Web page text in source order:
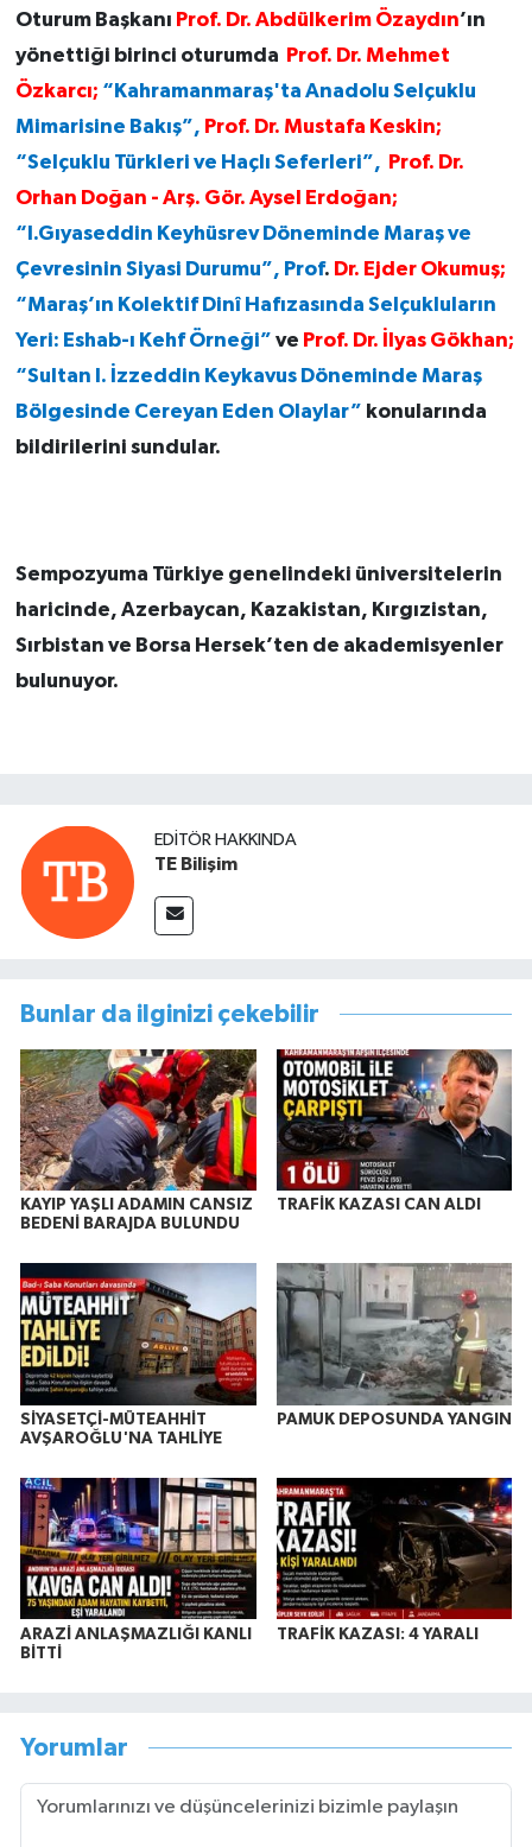
Oturum Başkanı Prof. Dr. Abdülkerim Özaydın’ın
yönettiği birinci oturumda Prof. Dr. Mehmet
Özkarcı; “Kahramanmaraş'ta Anadolu Selçuklu
Mimarisine Bakış”, Prof. Dr. Mustafa Keskin;
“Selçuklu Türkleri ve Haçlı Seferleri”, Prof. Dr.
Orhan Doğan - Arş. Gör. Aysel Erdoğan;
“I.Gıyaseddin Keyhüsrev Döneminde Maraş ve
Çevresinin Siyasi Durumu”, Prof. Dr. Ejder Okumuş;
“Maraş’ın Kolektif Dinî Hafızasında Selçukluların
Yeri: Eshab-ı Kehf Örneği” ve Prof. Dr. İlyas Gökhan;
“Sultan I. İzzeddin Keykavus Döneminde Maraş
Bölgesinde Cereyan Eden Olaylar” konularında
bildirilerini sundular.
Sempozyuma Türkiye genelindeki üniversitelerin
haricinde, Azerbaycan, Kazakistan, Kırgızistan,
Sırbistan ve Borsa Hersek’ten de akademisyenler
bulunuyor.
EDITÖR HAKKINDA
TE Bilişim
Bunlar da ilginizi çekebilir
KAYIP YAŞLI ADAMIN CANSIZ
BEDENİ BARAJDA BULUNDU
TRAFİK KAZASI CAN ALDI
SİYASETÇİ-MÜTEAHHİT
AVŞAROĞLU'NA TAHLİYE
PAMUK DEPOSUNDA YANGIN
ARAZİ ANLAŞMAZLIĞI KANLI
BİTTİ
TRAFİK KAZASI: 4 YARALI
Yorumlar